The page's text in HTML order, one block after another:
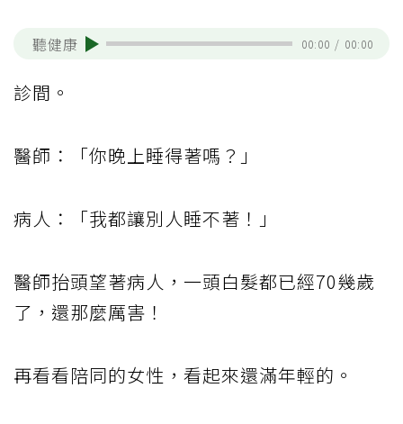
聽健康 00:00 / 00:00
診間。
醫師：「你晚上睡得著嗎？」
病人：「我都讓別人睡不著！」
醫師抬頭望著病人，一頭白髮都已經70幾歲
了，還那麼厲害！
再看看陪同的女性，看起來還滿年輕的。